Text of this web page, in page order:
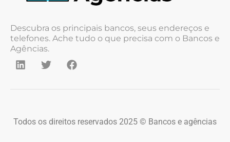
Descubra os principais bancos, seus endereços e
telefones. Ache tudo o que precisa com o Bancos e
Agências.
Todos os direitos reservados 2025 © Bancos e agências